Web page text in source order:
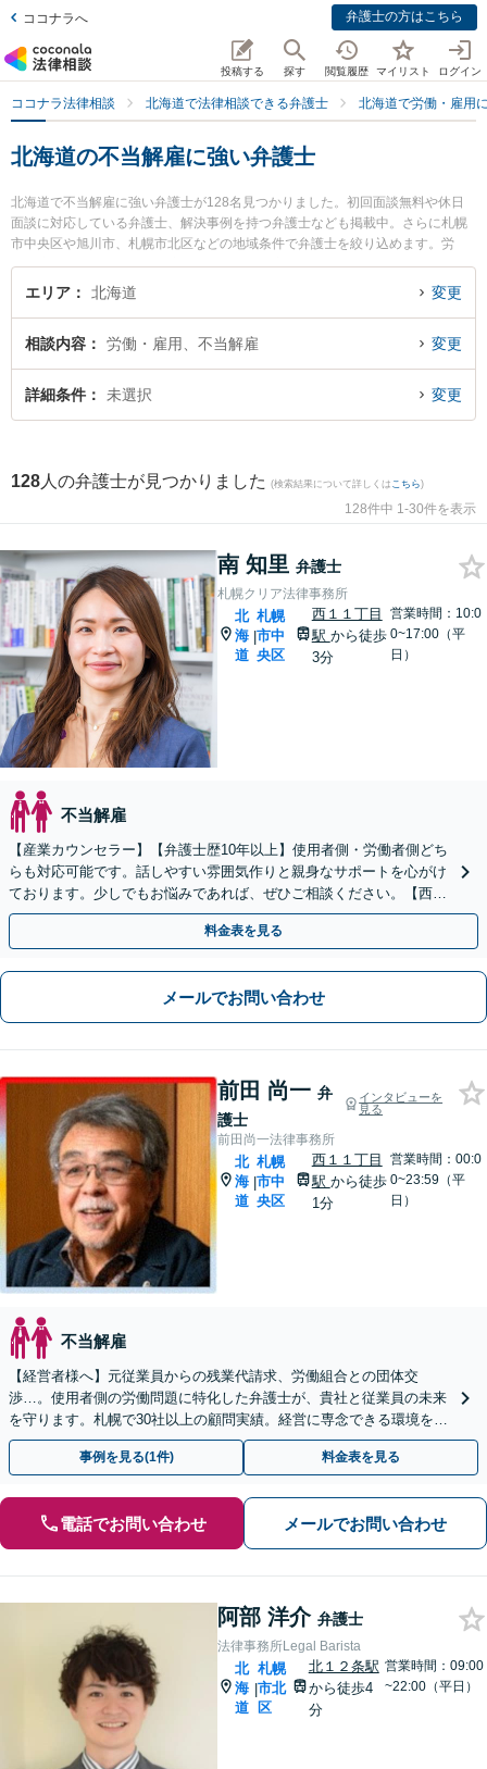
ココナラへ 弁護士の方はこちら
投稿する 探す 閲覧履歴 マイリスト ログイン
ココナラ法律相談 北海道で法律相談できる弁護士 北海道で労働・雇用
北海道の不当解雇に強い弁護士
北海道で不当解雇に強い弁護士が128名見つかりました。初回面談無料や休日
面談に対応している弁護士、解決事例を持つ弁護士なども掲載中。さらに札幌
市中央区や旭川市、札幌市北区などの地域条件で弁護士を絞り込めます。労
働・雇用に関係する不当解雇や退職勧奨、内定取消等の細かな分野での絞り込
み検索もでき便利です。特に札幌クリア法律事務所の南 知里弁護士や前田尚一
や夜間に発生した不当解雇のトラブルを今すぐに弁護士に相談したい』『不当
解雇のトラブル解決の実績豊富な近くの弁護士を検索したい』『初回相談無料
で不当解雇を法律相談できる北海道内の弁護士に相談予約したい』などでお困
エリア 北海道 変更
相談内容 労働・雇用、不当解雇 変更
詳細条件 未選択 変更
128 人の弁護士が見つかりました (検索結果について詳しくは こちら)
128件中 1-30件を表示
南 知里 弁護士
札幌クリア法律事務所
北
海
道
|
札幌
市中
央区
西１１丁目
駅 から徒歩
3分
営業時間：10:0
0~17:00（平
日）
不当解雇
【産業カウンセラー】【弁護士歴10年以上】使用者側・労働者側どち
らも対応可能です。話しやすい雰囲気作りと親身なサポートを心がけ
ております。少しでもお悩みであれば、ぜひご相談ください。【西11
丁目駅3分】【初回相談無料】
料金表を見る
メールでお問い合わせ
前田 尚一 弁
護士
インタビューを
見る
前田尚一法律事務所
北
海
道
|
札幌
市中
央区
西１１丁目
駅 から徒歩
1分
営業時間：00:0
0~23:59（平
日）
不当解雇
【経営者様へ】元従業員からの残業代請求、労働組合との団体交
渉…。使用者側の労働問題に特化した弁護士が、貴社と従業員の未来
を守ります。札幌で30社以上の顧問実績。経営に専念できる環境を整
えます。
事例を見る(1件) 料金表を見る
電話でお問い合わせ メールでお問い合わせ
阿部 洋介 弁護士
法律事務所Legal Barista
北
海
道
|
札幌
市北
区
北１２条駅
から徒歩4
分
営業時間：09:00
~22:00（平日）